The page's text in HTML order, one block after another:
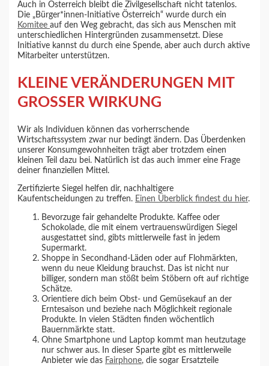
Auch in Österreich bleibt die Zivilgesellschaft nicht tatenlos.
Die „Bürger*innen-Initiative Österreich“ wurde durch ein
Komiteeauf den Weg gebracht, das sich aus Menschen mit
unterschiedlichen Hintergründen zusammensetzt. Diese
Initiative kannst du durch eine Spende, aber auch durch aktive
Mitarbeiter unterstützen.
KLEINE VERÄNDERUNGEN MIT
GROSSER WIRKUNG
Wir als Individuen können das vorherrschende
Wirtschaftssystem zwar nur bedingt ändern. Das Überdenken
unserer Konsumgewohnheiten trägt aber trotzdem einen
kleinen Teil dazu bei. Natürlich ist das auch immer eine Frage
deiner finanziellen Mittel.
Zertifizierte Siegel helfen dir, nachhaltigere
Kaufentscheidungen zu treffen. Einen Überblick findest du hier.
Bevorzuge fair gehandelte Produkte. Kaffee oder
Schokolade, die mit einem vertrauenswürdigen Siegel
ausgestattet sind, gibts mittlerweile fast in jedem
Supermarkt.
Shoppe in Secondhand-Läden oder auf Flohmärkten,
wenn du neue Kleidung brauchst. Das ist nicht nur
billiger, sondern man stößt beim Stöbern oft auf richtige
Schätze.
Orientiere dich beim Obst- und Gemüsekauf an der
Erntesaison und beziehe nach Möglichkeit regionale
Produkte. In vielen Städten finden wöchentlich
Bauernmärkte statt.
Ohne Smartphone und Laptop kommt man heutzutage
nur schwer aus. In dieser Sparte gibt es mittlerweile
Anbieter wie das Fairphone, die sogar Ersatzteile